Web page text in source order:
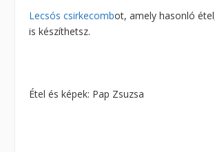
Lecsós csirkecombot, amely hasonló
is készíthetsz.
Étel és képek: Pap Zsuzsa